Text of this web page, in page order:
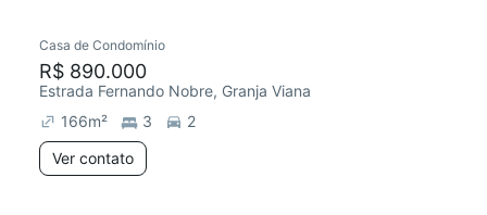
Casa de Condomínio
R$ 890.000
Estrada Fernando Nobre, Granja Viana
166m² 3
2
Ver contato